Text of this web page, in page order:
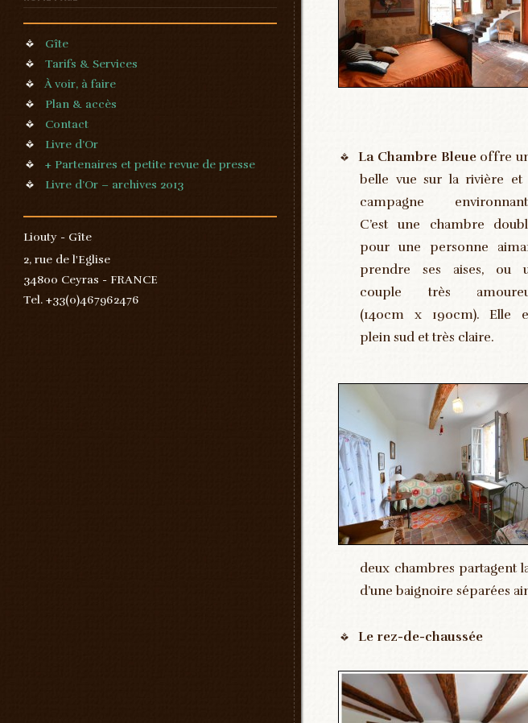
Menu
______________________________
Gîte
Tarifs & Services
À voir, à faire
Plan & accès
Contact
Livre d’Or
+ Partenaires et petite revue de presse
Livre d’Or – archives 2013
_______________________________________
Liouty - Gîte
2, rue de l'Eglise
34800 Ceyras - FRANCE
Tel. +33(0)467962476
La Chambre Bleueoffre
belle vue sur la rivière et
campagne
C’est une chambre
pour une personne
prendre ses aises, ou
couple très
(140cm x 190cm). Elle
plein sud et très claire.
deux chambres partagent
d’une baignoire séparées
Le rez-de-chaussée